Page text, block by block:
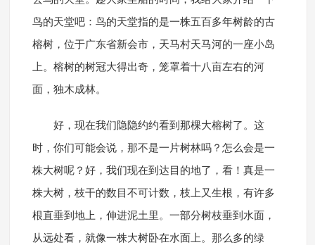
鸟的天堂吧：鸟的天堂指的是一株五百多年树龄的古
榕树，位于广东省新会市，天马村天马河的一座小岛
上。榕树的树冠大得出奇，笼罩着十八亩左右的河
面，独木成林。
好，现在我们隐隐约约看到那棵大榕树了。这
时，你们可能会说，那不是一片树林吗？怎么会是一
株大树呢？好，我们现在到达目的地了，看！真是一
株大树，枝干的数目不可计数，枝上又生根，有许多
根直垂到地上，伸进泥土里。一部分树枝垂到水面，
从远处看，就像一株大树卧在水面上。那么多的绿